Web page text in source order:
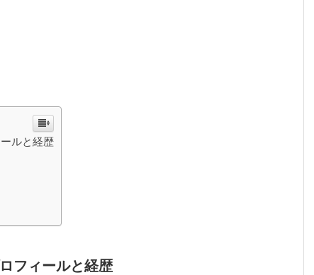
ルと経歴
フィールと経歴